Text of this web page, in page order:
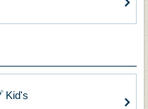
Kid's